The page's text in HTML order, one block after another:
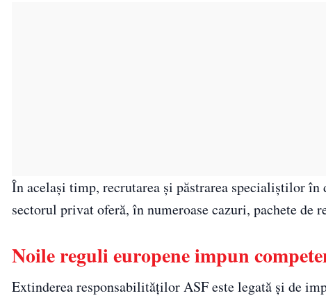
În același timp, recrutarea și păstrarea specialiștilor
sectorul privat oferă, în numeroase cazuri, pachete
Noile reguli europene impun
Extinderea responsabilităților ASF este legată și de